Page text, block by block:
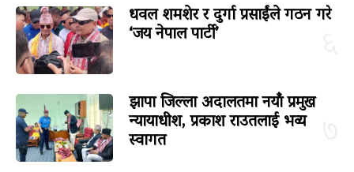
धवल शमशेर र दुर्गा प्रसाईंले गठन गरे
‘जय नेपाल पार्टी’
झापा जिल्ला अदालतमा नयाँ प्रमुख
न्यायाधीश, प्रकाश राउतलाई भव्य
स्वागत